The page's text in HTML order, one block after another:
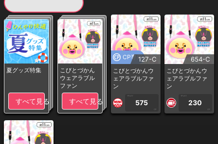
夏グッズ特集
すべて見る
こびとづかん
ウェアラブル
ファン
すべて見る
CP専用127-C
こびとづかんウ
ェアラブルファ
ン
1PLAY
575
CP
654-C
こびとづかんウ
ェアラブルファ
ン
1PLAY
230
CP